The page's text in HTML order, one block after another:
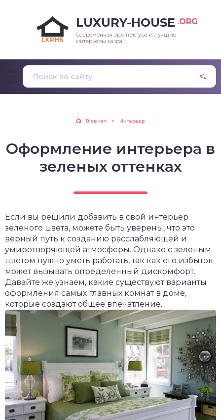
LUXURY-HOUSE .ORG
Современная архитектура и лучшие
интерьеры мира
Главная Интерьер
Оформление интерьера в
зеленых оттенках
Если вы решили добавить в свой интерьер
зеленого цвета, можете быть уверены, что это
верный путь к созданию расслабляющей и
умиротворяющей атмосферы. Однако с зеленым
цветом нужно уметь работать, так как его избыток
может вызывать определенный дискомфорт.
Давайте же узнаем, какие существуют варианты
оформления самых главных комнат в доме,
которые создают общее впечатление.